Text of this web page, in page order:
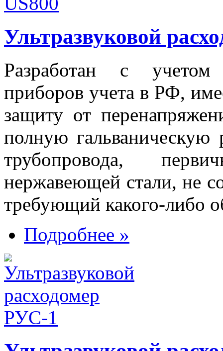
Ультразвуковой
Разработан с учетом
приборов учета в РФ,
защиту от
полную гальваническую
трубопровода,
нержавеющей стали, не
требующий какого-либо
Подробнее »